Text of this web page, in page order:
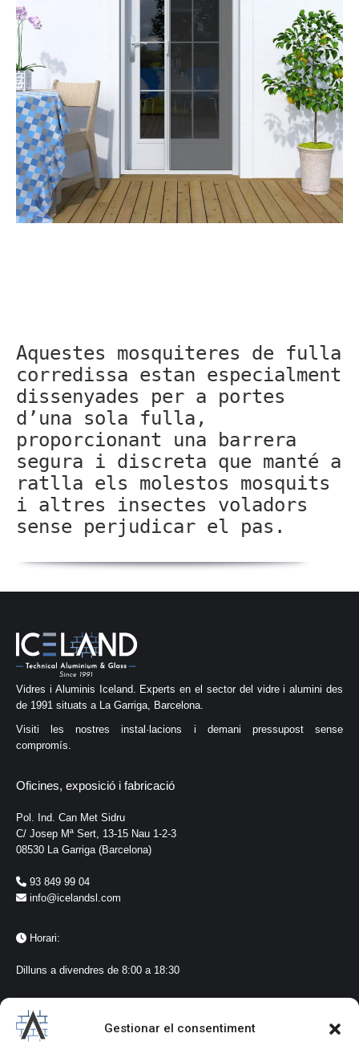
Gestionar el consentiment
Aquestes mosquiteres de fulla
corredissa estan especialment
dissenyades per a portes
d’una sola fulla,
proporcionant una barrera
segura i discreta que manté a
ratlla els molestos mosquits
i altres insectes voladors
sense perjudicar el pas.
Vidres i Aluminis Iceland. Experts en el sector del vidre i alumini des
de 1991 situats a La Garriga, Barcelona.
Visiti les nostres instal·lacions i demani pressupost sense
compromís.
Oficines, exposició i fabricació
Pol. Ind. Can Met Sidru
C/ Josep Mª Sert, 13-15 Nau 1-2-3
08530 La Garriga (Barcelona)
93 849 99 04
info@icelandsl.com
Horari:
Dilluns a divendres de 8:00 a 18:30
Seguiment a les xarxes
@icelandlagarriga